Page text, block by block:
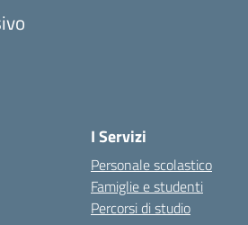
I Servizi
Personale scolastico
Famiglie e studenti
Percorsi di studio